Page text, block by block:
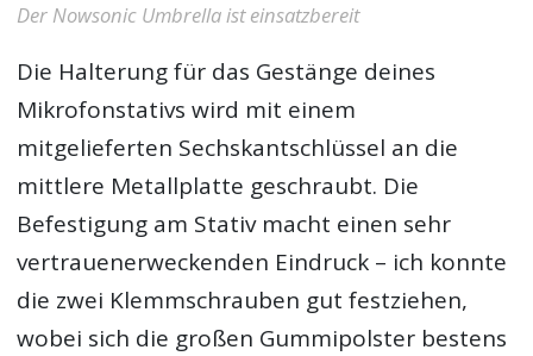
Der Nowsonic Umbrella ist einsatzbereit
Die Halterung für das Gestänge deines
Mikrofonstativs wird mit einem
mitgelieferten Sechskantschlüssel an die
mittlere Metallplatte geschraubt. Die
Befestigung am Stativ macht einen sehr
vertrauenerweckenden Eindruck – ich konnte
die zwei Klemmschrauben gut festziehen,
wobei sich die großen Gummipolster bestens